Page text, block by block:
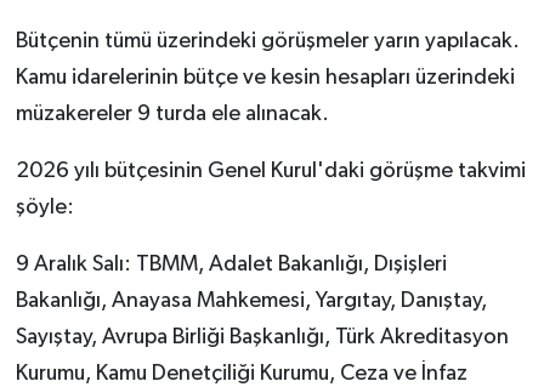
Bütçenin tümü üzerindeki görüşmeler yarın yapılacak.
Kamu idarelerinin bütçe ve kesin hesapları üzerindeki
müzakereler 9 turda ele alınacak.
2026 yılı bütçesinin Genel Kurul'daki görüşme takvimi
şöyle:
9 Aralık Salı: TBMM, Adalet Bakanlığı, Dışişleri
Bakanlığı, Anayasa Mahkemesi, Yargıtay, Danıştay,
Sayıştay, Avrupa Birliği Başkanlığı, Türk Akreditasyon
Kurumu, Kamu Denetçiliği Kurumu, Ceza ve İnfaz